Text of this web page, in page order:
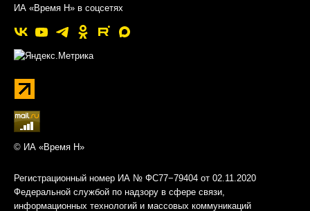
ИА «Время Н» в соцсетях
© ИА «Время Н»
Регистрационный номер ИА № ФС77−79404 от 02.11.2020
Федеральной службой по надзору в сфере связи,
информационных технологий и массовых коммуникаций